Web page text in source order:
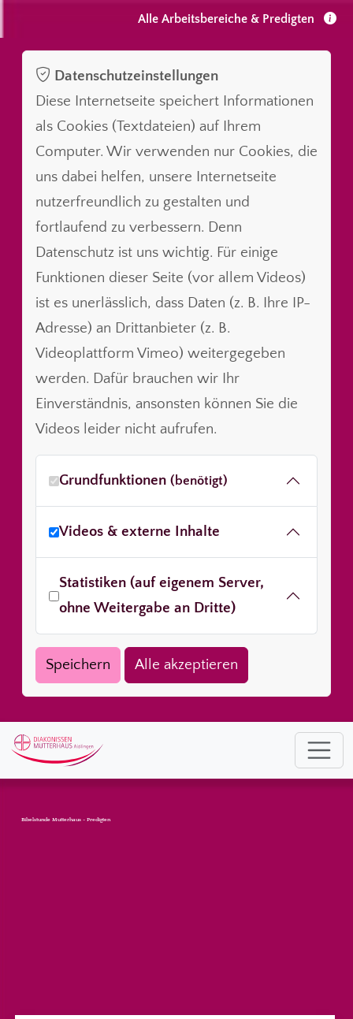
Alle Arbeitsbereiche & Predigten
Datenschutzeinstellungen
Diese Internetseite speichert Informationen
als Cookies (Textdateien) auf Ihrem
Computer. Wir verwenden nur Cookies, die
uns dabei helfen, unsere Internetseite
nutzerfreundlich zu gestalten und
fortlaufend zu verbessern. Denn
Datenschutz ist uns wichtig. Für einige
Funktionen dieser Seite (vor allem Videos)
ist es unerlässlich, dass Daten (z. B. Ihre IP-
Adresse) an Drittanbieter (z. B.
Videoplattform Vimeo) weitergegeben
werden. Dafür brauchen wir Ihr
Einverständnis, ansonsten können Sie die
Videos leider nicht aufrufen.
Grundfunktionen (benötigt)
Videos & externe Inhalte
Statistiken (auf eigenem Server,
ohne Weitergabe an Dritte)
Bibelstunde Mutterhaus - Predigten